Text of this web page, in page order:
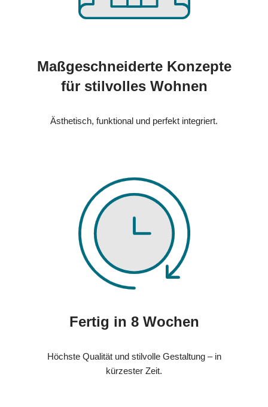
Maßgeschneiderte Konzepte
für stilvolles Wohnen
Ästhetisch, funktional und perfekt integriert.
Fertig in 8 Wochen
Höchste Qualität und stilvolle Gestaltung – in
kürzester Zeit.